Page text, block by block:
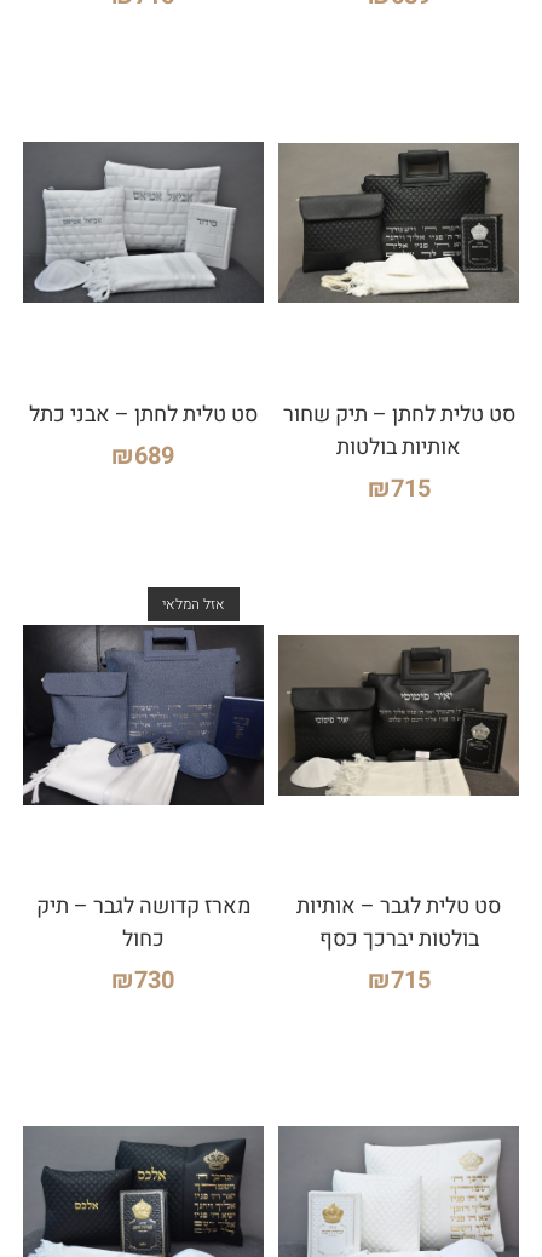
סט טלית לחתן – תיק שחור
אותיות בולטות
₪715
סט טלית לחתן – אבני כתל
₪689
סט טלית לגבר – אותיות
בולטות יברכך כסף
₪715
אזל המלאי
מארז קדושה לגבר – תיק
כחול
₪730